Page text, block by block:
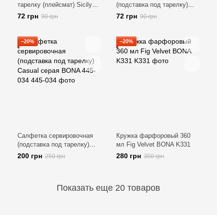
тарелку (плейсмат) Sicily
BONA 445-098
72 грн 90 грн
(подставка под тарелку)
Floral BONA 445-090
72 грн 90 грн
−20%
Салфетка сервировочная
(подставка под тарелку)
Casual серая BONA 445-034
200 грн 250 грн
−20%
Кружка фарфоровый 360
мл Fig Velvet BONA K331
280 грн 350 грн
Показать еще 20 товаров